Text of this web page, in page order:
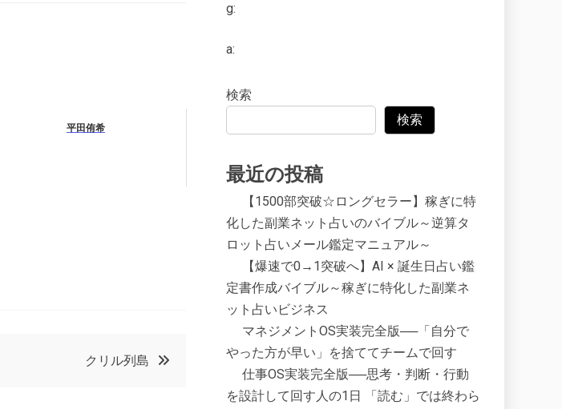
平田侑希
クリル列島
g:
a:
検索
検索
最近の投稿
【1500部突破☆ロングセラー】稼ぎに特
化した副業ネット占いのバイブル～逆算タ
ロット占いメール鑑定マニュアル～
【爆速で0→1突破へ】AI × 誕生日占い鑑
定書作成バイブル～稼ぎに特化した副業ネ
ット占いビジネス
マネジメントOS実装完全版──「自分で
やった方が早い」を捨ててチームで回す
仕事OS実装完全版──思考・判断・行動
を設計して回す人の1日 「読む」では終わら